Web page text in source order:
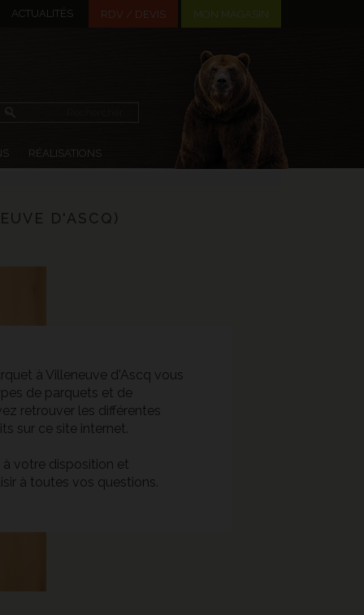
D'ASCQ)
à Villeneuve d'Ascq vous
de parquets et de
retrouver les différentes
sur ce site internet.
votre disposition et
à toutes vos questions.
ACTUALITÉS RDV / DEVIS MON MAGASIN
RÉALISATIONS